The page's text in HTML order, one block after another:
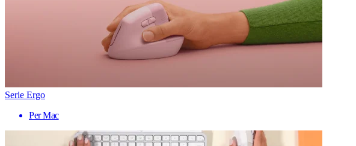
Serie Ergo
Per Mac